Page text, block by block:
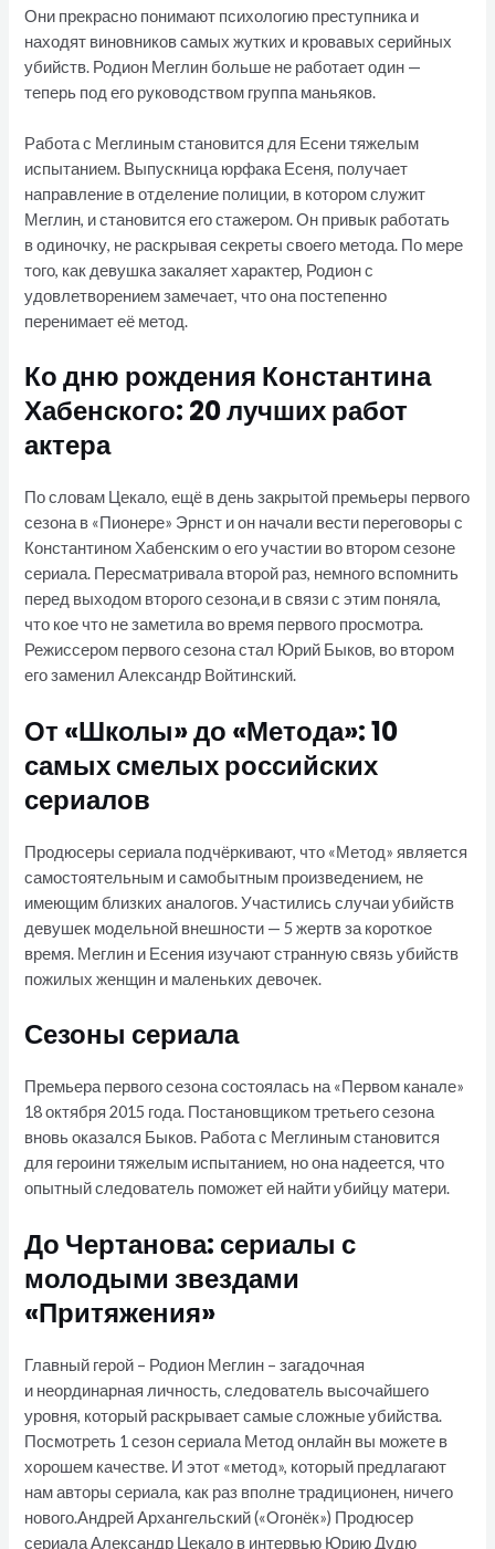
Они прекрасно понимают психологию преступника и
находят виновников самых жутких и кровавых серийных
убийств. Родион Меглин больше не работает один —
теперь под его руководством группа маньяков.
Работа с Меглиным становится для Есени тяжелым
испытанием. Выпускница юрфака Есеня, получает
направление в отделение полиции, в котором служит
Меглин, и становится его стажером. Он привык работать
в одиночку, не раскрывая секреты своего метода. По мере
того, как девушка закаляет характер, Родион с
удовлетворением замечает, что она постепенно
перенимает её метод.
Ко дню рождения Константина
Хабенского: 20 лучших работ
актера
По словам Цекало, ещё в день закрытой премьеры первого
сезона в «Пионере» Эрнст и он начали вести переговоры с
Константином Хабенским о его участии во втором сезоне
сериала. Пересматривала второй раз, немного вспомнить
перед выходом второго сезона,и в связи с этим поняла,
что кое что не заметила во время первого просмотра.
Режиссером первого сезона стал Юрий Быков, во втором
его заменил Александр Войтинский.
От «Школы» до «Метода»: 10
самых смелых российских
сериалов
Продюсеры сериала подчёркивают, что «Метод» является
самостоятельным и самобытным произведением, не
имеющим близких аналогов. Участились случаи убийств
девушек модельной внешности — 5 жертв за короткое
время. Меглин и Есения изучают странную связь убийств
пожилых женщин и маленьких девочек.
Сезоны сериала
Премьера первого сезона состоялась на «Первом канале»
18 октября 2015 года. Постановщиком третьего сезона
вновь оказался Быков. Работа с Меглиным становится
для героини тяжелым испытанием, но она надеется, что
опытный следователь поможет ей найти убийцу матери.
До Чертанова: сериалы с
молодыми звездами
«Притяжения»
Главный герой – Родион Меглин – загадочная
и неординарная личность, следователь высочайшего
уровня, который раскрывает самые сложные убийства.
Посмотреть 1 сезон сериала Метод онлайн вы можете в
хорошем качестве. И этот «метод», который предлагают
нам авторы сериала, как раз вполне традиционен, ничего
нового.Андрей Архангельский («Огонёк») Продюсер
сериала Александр Цекало в интервью Юрию Дудю